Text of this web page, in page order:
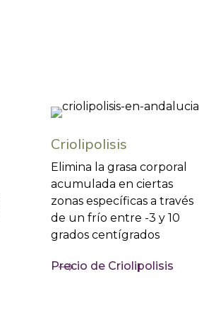
Criolipolisis
Elimina la grasa corporal
acumulada en ciertas
zonas específicas a través
de un frío entre -3 y 10
grados centígrados
Precio de Criolipolisis